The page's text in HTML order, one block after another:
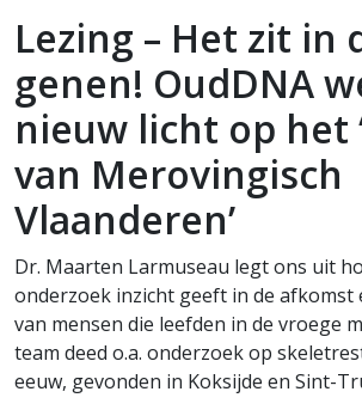
Lezing – Het zit in
genen! OudDNA
nieuw licht op het
van Merovingisch
Vlaanderen’
Dr. Maarten Larmuseau legt ons uit
onderzoek inzicht geeft in de afkomst
van mensen die leefden in de vroege
team deed o.a. onderzoek op
eeuw, gevonden in Koksijde en Sint-